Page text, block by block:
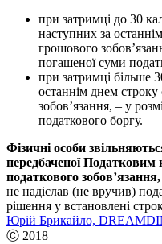
при затримці до 30
наступних за
грошового
погашеної суми
при затримці більше
останнім днем
зобов’язання, – у
податкового боргу.
Фізичні особи
передбаченої Податковим
податкового зобов’язання,
не надіслав (не вручив)
рішення у встановлені
Юрій Брикайло,
Ⓒ 2018